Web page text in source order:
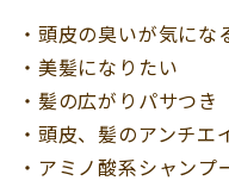
・頭皮の臭いが気にな
・美髪になりたい
・髪の広がりパサつき
・頭皮、髪のアンチエ
・アミノ酸系シャンプ